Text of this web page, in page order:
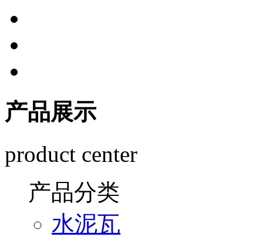
产品展示
product center
产品分类
水泥瓦